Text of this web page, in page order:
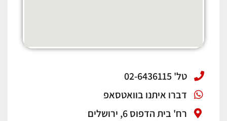
טל' 02-6436115
דברו איתנו בוואטסאפ
רח' בית הדפוס 6, ירושלים